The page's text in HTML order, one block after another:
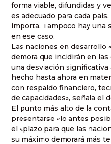
forma viable, difundidas y
es adecuado para cada
importa. Tampoco hay una
en ese caso.
Las naciones en desarrollo
demora que incidirán en
una desviación significativa
hecho hasta ahora en
con respaldo financiero,
de capacidades», señala el
El punto más alto de la
presentarse «lo antes
el «plazo para que las
su máximo demorará más